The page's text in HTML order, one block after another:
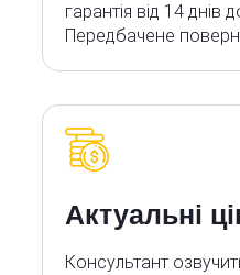
гарантія від 14 днів
Передбачене
Актуальні
Консультант